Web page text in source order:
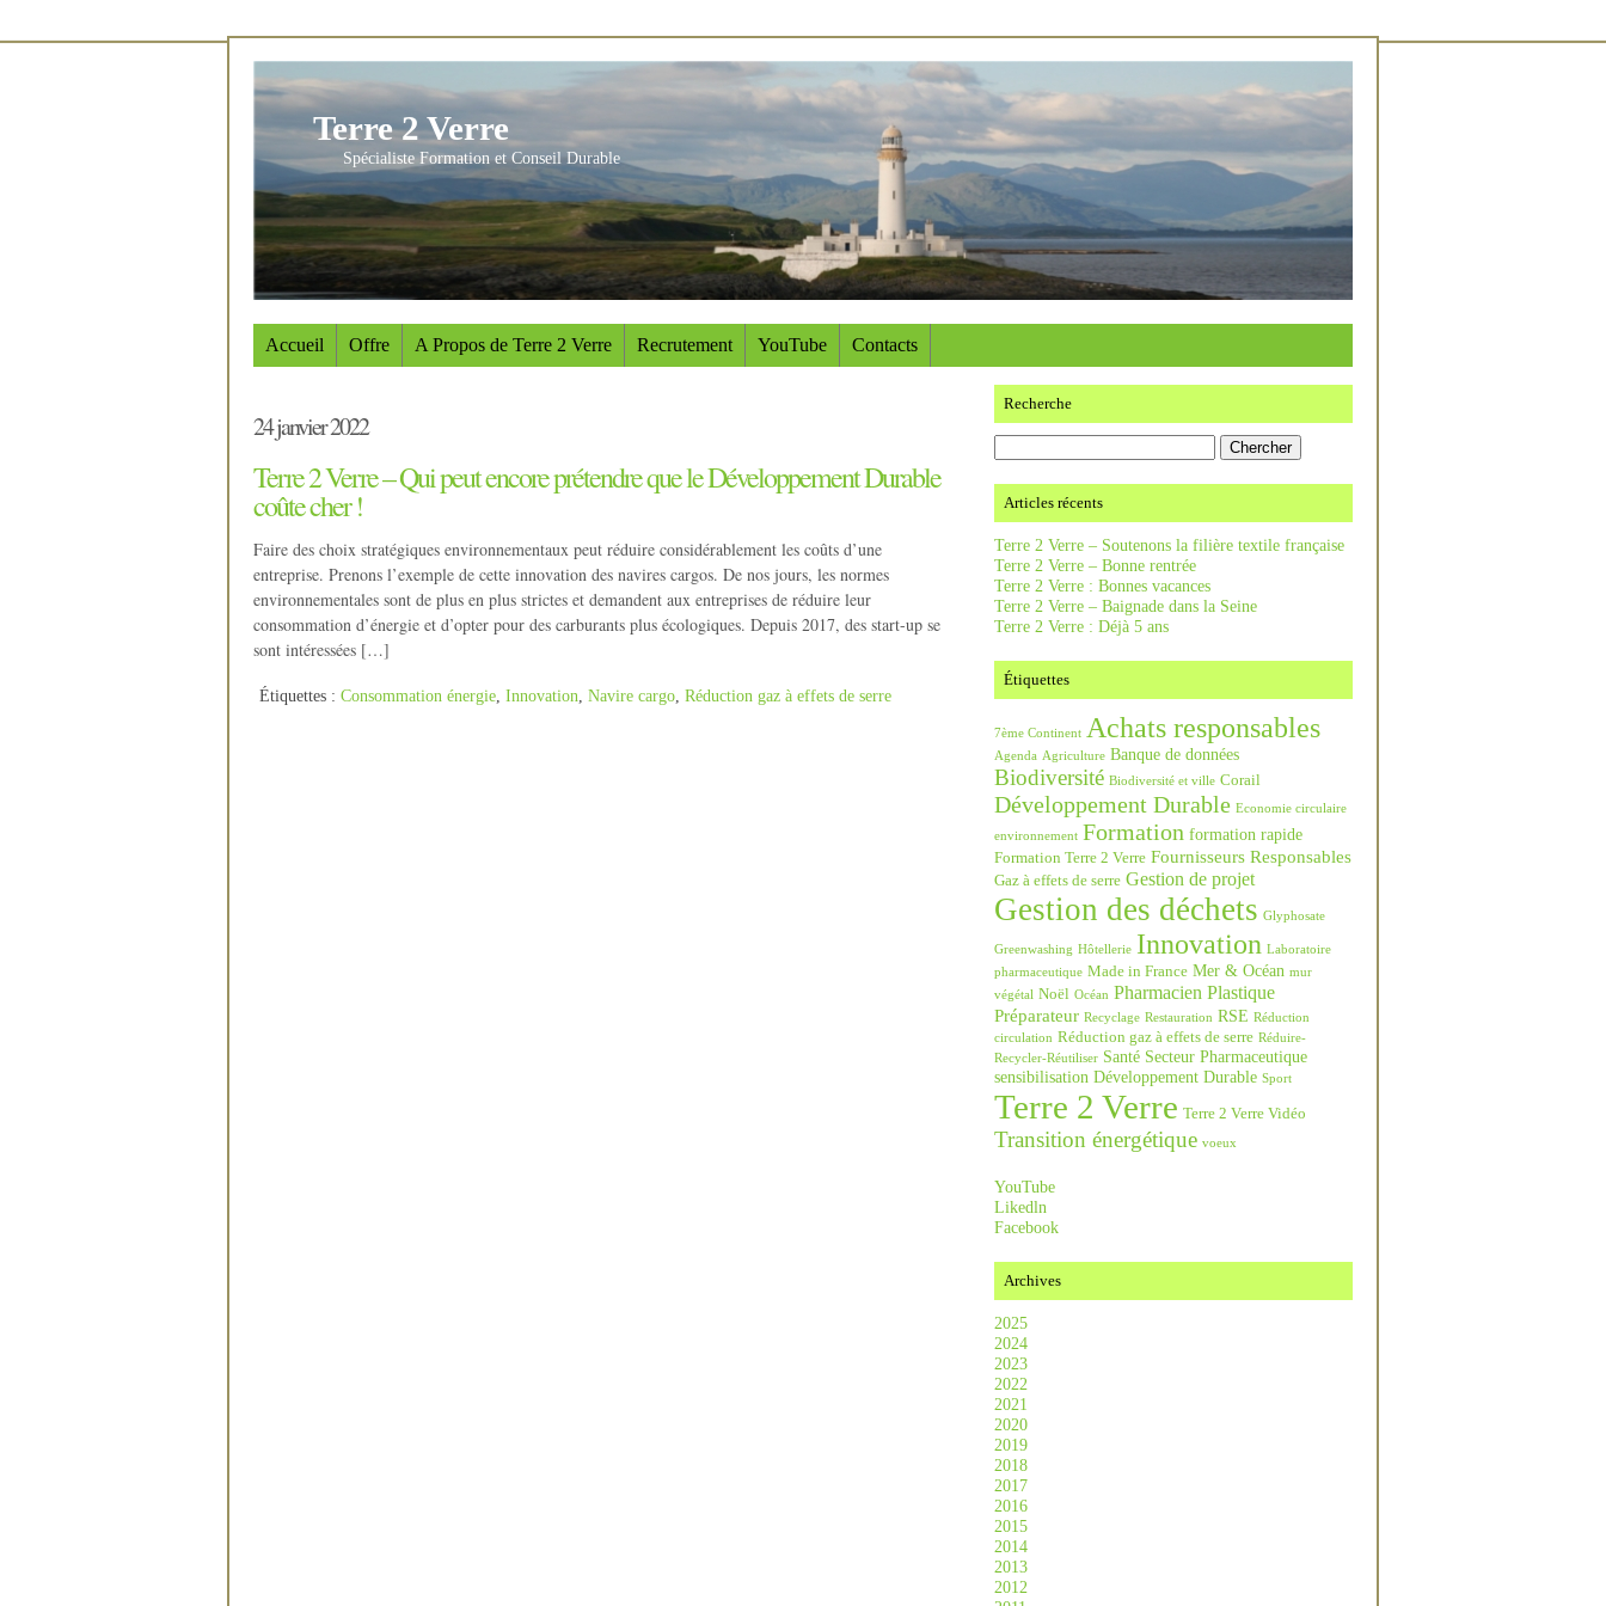
Terre 2 Verre
Spécialiste Formation et Conseil Durable
Accueil Offre A Propos de Terre 2 Verre Recrutement YouTube Contacts
24 janvier 2022
Terre 2 Verre – Qui peut encore prétendre que le Développement Durable
coûte cher !
Faire des choix stratégiques environnementaux peut réduire considérablement les coûts d’une
entreprise. Prenons l’exemple de cette innovation des navires cargos. De nos jours, les normes
environnementales sont de plus en plus strictes et demandent aux entreprises de réduire leur
consommation d’énergie et d’opter pour des carburants plus écologiques. Depuis 2017, des start-up se
sont intéressées […]
Étiquettes : Consommation énergie Innovation Navire cargo Réduction gaz à effets de serre
Recherche
Articles récents
Terre 2 Verre – Soutenons la filière textile française
Terre 2 Verre – Bonne rentrée
Terre 2 Verre : Bonnes vacances
Terre 2 Verre – Baignade dans la Seine
Terre 2 Verre : Déjà 5 ans
Étiquettes
7ème Continent Achats responsables
Agenda Agriculture Banque de données
Biodiversité Biodiversité et ville Corail
Développement Durable Economie circulaire
environnement Formation formation rapide
Formation Terre 2 Verre Fournisseurs Responsables
Gaz à effets de serre Gestion de projet
Gestion des déchets Glyphosate
Greenwashing Hôtellerie Innovation Laboratoire
pharmaceutique Made in France Mer & Océan mur
végétal Noël Océan Pharmacien Plastique
Préparateur Recyclage Restauration RSE Réduction
circulation Réduction gaz à effets de serre Réduire-
Recycler-Réutiliser Santé Secteur Pharmaceutique
sensibilisation Développement Durable Sport
Terre 2 Verre Terre 2 Verre Vidéo
Transition énergétique voeux
YouTube
Likedln
Facebook
Archives
2025
2024
2023
2022
2021
2020
2019
2018
2017
2016
2015
2014
2013
2012